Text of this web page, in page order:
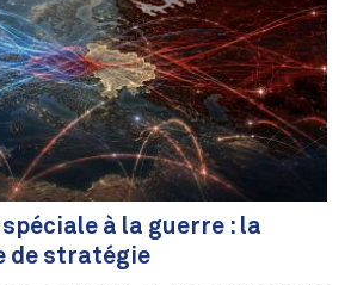
spéciale à la guerre : la
de stratégie